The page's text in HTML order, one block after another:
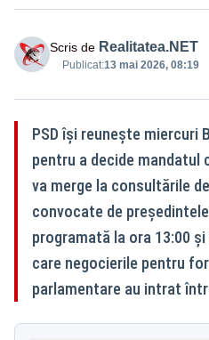
Scris de Realitatea.NET
Publicat:13 mai 2026, 08:19
PSD își reunește miercuri
pentru a decide mandatul
va merge la consultările
convocate de
programată la ora 13:00
care negocierile pentru
parlamentare au intrat